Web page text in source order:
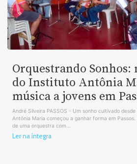
Orquestrando Sonhos:
do Instituto Antônia
música a jovens em
André Silveira PASSOS - Um sonho cultivado
Antônia Maria começou a ganhar forma em
de uma orquestra com...
Ler na íntegra